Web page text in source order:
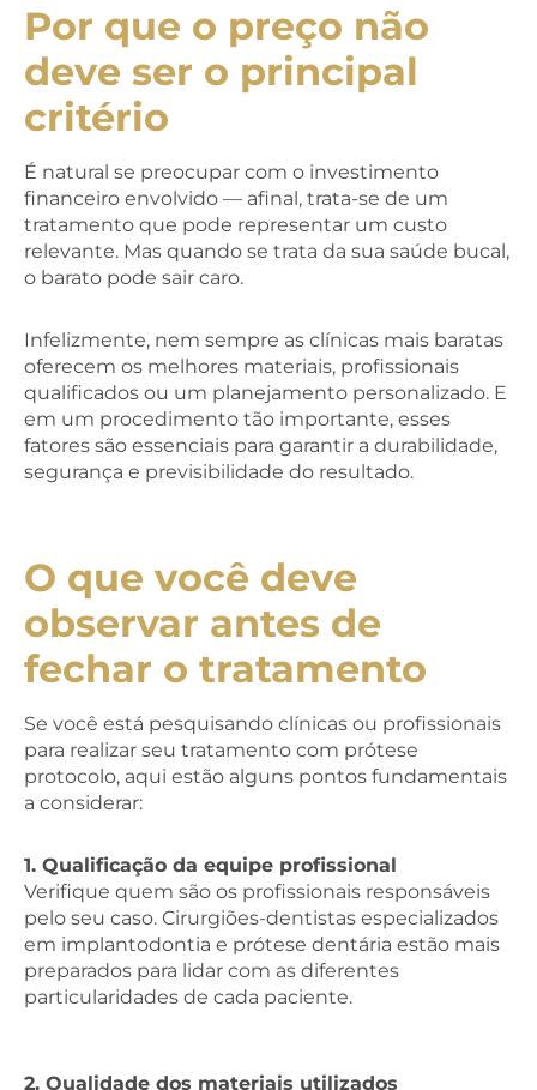
Por que o preço não
deve ser o principal
critério
É natural se preocupar com o investimento
financeiro envolvido — afinal, trata-se de um
tratamento que pode representar um custo
relevante. Mas quando se trata da sua saúde bucal,
o barato pode sair caro.
Infelizmente, nem sempre as clínicas mais baratas
oferecem os melhores materiais, profissionais
qualificados ou um planejamento personalizado. E
em um procedimento tão importante, esses
fatores são essenciais para garantir a durabilidade,
segurança e previsibilidade do resultado.
O que você deve
observar antes de
fechar o tratamento
Se você está pesquisando clínicas ou profissionais
para realizar seu tratamento com prótese
protocolo, aqui estão alguns pontos fundamentais
a considerar:
1. Qualificação da equipe profissional
Verifique quem são os profissionais responsáveis
pelo seu caso. Cirurgiões-dentistas especializados
em implantodontia e prótese dentária estão mais
preparados para lidar com as diferentes
particularidades de cada paciente.
2. Qualidade dos materiais utilizados